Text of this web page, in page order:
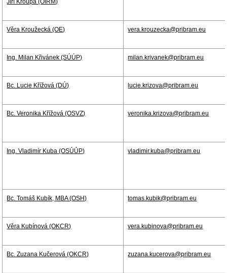
Jiří Kroupa (OIRM)
Věra Kroužecká (OE) vera.krouzecka@pribram.eu
Ing. Milan Křivánek (SÚÚP) milan.krivanek@pribram.eu
Bc. Lucie Křížová (DÚ) lucie.krizova@pribram.eu
Bc. Veronika Křížová (OSVZ) veronika.krizova@pribram.eu
Ing. Vladimír Kuba (OSÚÚP) vladimir.kuba@pribram.eu
Bc. Tomáš Kubík, MBA (OSH) tomas.kubik@pribram.eu
Věra Kubínová (OKCR) vera.kubinova@pribram.eu
Bc. Zuzana Kučerová (OKCR) zuzana.kucerova@pribram.eu